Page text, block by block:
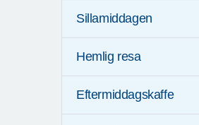
Sillamiddagen
Hemlig resa
Eftermiddagskaffe